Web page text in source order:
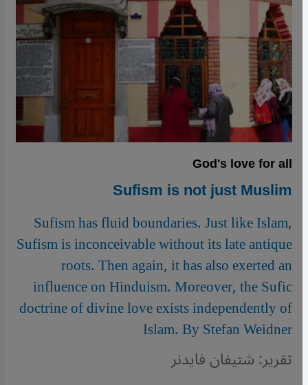
God's love for all
Sufism is not just Muslim
Sufism has fluid boundaries. Just like Islam,
Sufism is inconceivable without its late antique
roots. Then again, it has also exerted an
influence on Hinduism. Moreover, the Sufic
doctrine of divine love exists independently of
Islam. By Stefan Weidner
تقرير: شتيفان فايدنر